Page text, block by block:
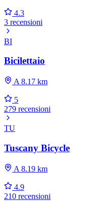
4.3
3 recensioni
BI
Bicilettaio
A 8.17 km
5
279 recensioni
TU
Tuscany Bicycle
A 8.19 km
4.9
210 recensioni